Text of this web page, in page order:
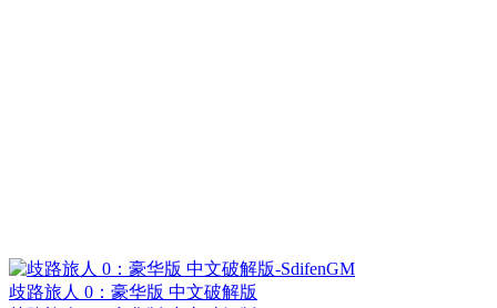
歧路旅人 0：豪华版 中文破解版